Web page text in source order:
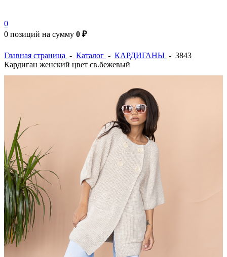
0
0 позиций на сумму 0 ₽
Главная страница - Каталог - КАРДИГАНЫ - 3843
Кардиган женский цвет св.бежевый